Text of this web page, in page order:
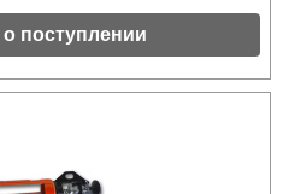
поступлении